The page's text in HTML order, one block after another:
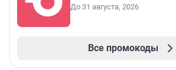
До 31 августа, 2026
Все промокоды